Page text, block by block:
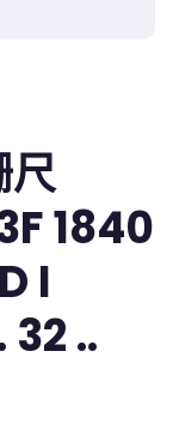
尺
1840
I
32 ..